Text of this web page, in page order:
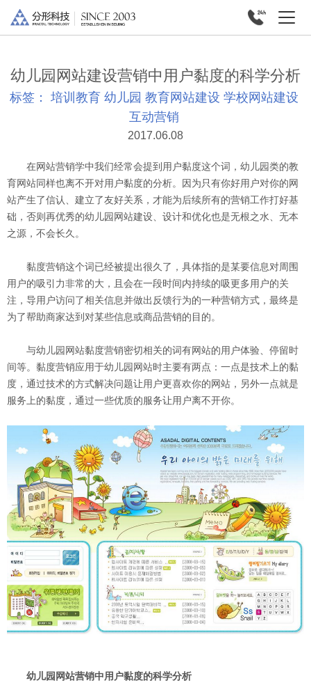
幼儿园网站建设营销中用户黏度的科学分析
标签： 培训教育 幼儿园 教育网站建设 学校网站建设
互动营销
2017.06.08
在网站营销学中我们经常会提到用户黏度这个词，幼儿园类的教
育网站同样也离不开对用户黏度的分析。因为只有你好用户对你的网
站产生了信认、建立了友好关系，才能为后续所有的营销工作打好基
础，否则再优秀的幼儿园网站建设、设计和优化也是无根之水、无本
之源，不会长久。
黏度营销这个词已经被提出很久了，具体指的是某要信息对周围
用户的吸引力非常的大，且会在一段时间内持续的吸更多用户的关
注，导用户访问了相关信息并做出反馈行为的一种营销方式，最终是
为了帮助商家达到对某些信息或商品营销的目的。
与幼儿园网站黏度营销密切相关的词有网站的用户体验、停留时
间等。黏度营销应用于幼儿园网站时主要有两点：一点是技术上的黏
度，通过技术的方式解决问题让用户更喜欢你的网站，另外一点就是
服务上的黏度，通过一些优质的服务让用户离不开你。
幼儿园网站营销中用户黏度的科学分析